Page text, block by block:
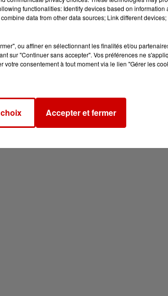
functionalities: Identify devices based on information
data from other data sources; Link different
ou affiner en sélectionnant les finalités et/ou
sur "Continuer sans accepter". Vos préférences ne
votre consentement à tout moment via le lien "Gérer les
Accepter et fermer